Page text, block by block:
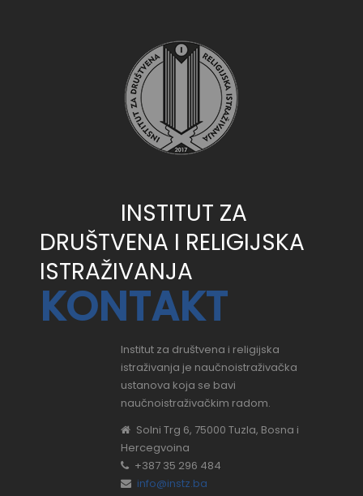
INSTITUT ZA
DRUŠTVENA I RELIGIJSKA
ISTRAŽIVANJA
KONTAKT
Institut za društvena i religijska
istraživanja je naučnoistraživačka
ustanova koja se bavi
naučnoistraživačkim radom.
Solni Trg 6, 75000 Tuzla, Bosna i
Hercegvoina
+387 35 296 484
info@instz.ba